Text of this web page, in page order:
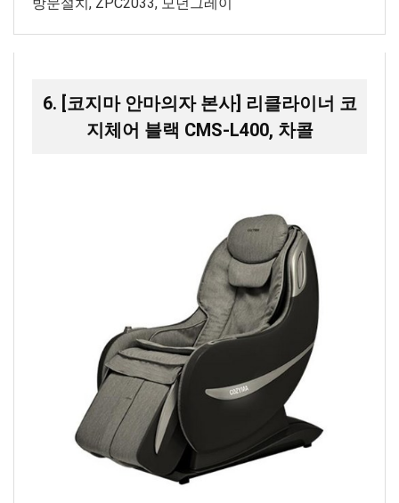
6. [코지마 안마의자 본사] 리클라이너 코
지체어 블랙 CMS-L400, 차콜